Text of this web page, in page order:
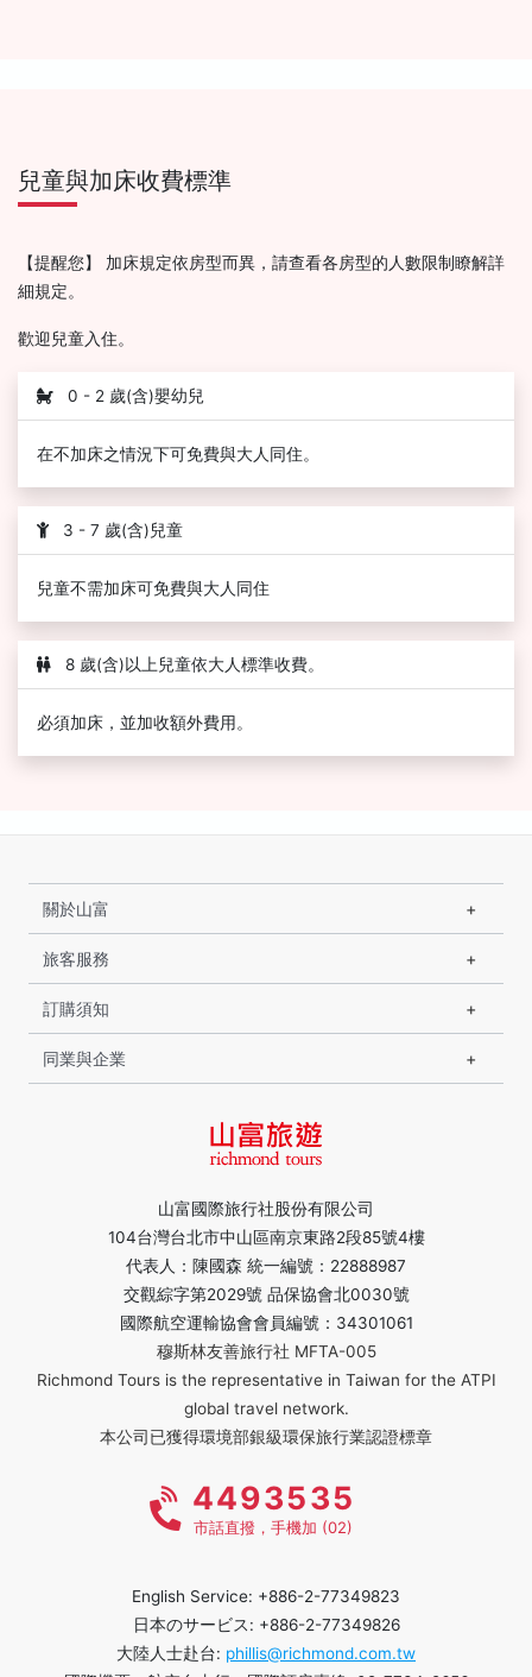
兒童與加床收費標準
【提醒您】 加床規定依房型而異，請查看各房型的人數限制瞭解詳
細規定。
歡迎兒童入住。
0 - 2 歲(含)嬰幼兒
在不加床之情況下可免費與大人同住。
3 - 7 歲(含)兒童
兒童不需加床可免費與大人同住
8 歲(含)以上兒童依大人標準收費。
必須加床，並加收額外費用。
山富國際旅行社股份有限公司
104台灣台北市中山區南京東路2段85號4樓
代表人：陳國森 統一編號：22888987
交觀綜字第2029號 品保協會北0030號
國際航空運輸協會會員編號：34301061
穆斯林友善旅行社 MFTA-005
Richmond Tours is the representative in Taiwan for the ATPI
global travel network.
本公司已獲得環境部銀級環保旅行業認證標章
關於山富
旅客服務
訂購須知
同業與企業
4493535
市話直撥，手機加 (02)
English Service: +886-2-77349823
日本のサービス: +886-2-77349826
大陸人士赴台: phillis@richmond.com.tw